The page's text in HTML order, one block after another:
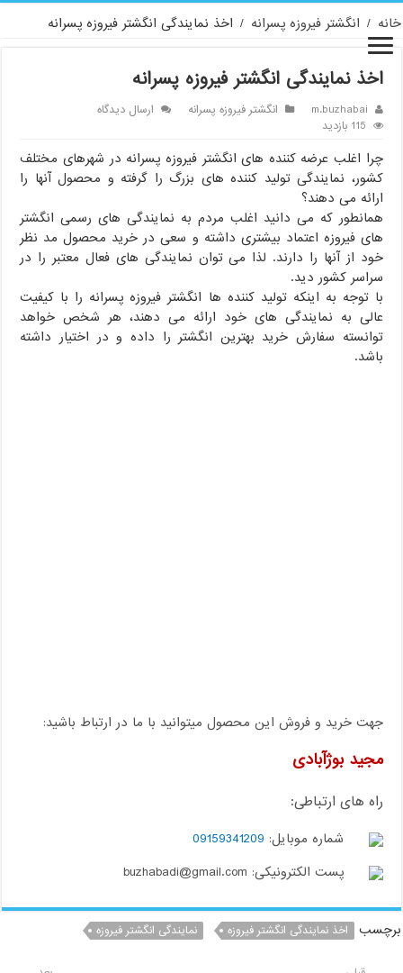
خانه / انگشتر فیروزه پسرانه / اخذ نمایندگی انگشتر فیروزه پسرانه
اخذ نمایندگی انگشتر فیروزه پسرانه
m.buzhabai انگشتر فیروزه پسرانه
ارسال دیدگاه
115 بازدید
چرا اغلب عرضه کننده های انگشتر فیروزه پسرانه در شهرهای مختلف
کشور، نمایندگی تولید کننده های بزرگ را گرفته و محصول آنها را
ارائه می دهند؟
همانطور که می دانید اغلب مردم به نمایندگی های رسمی انگشتر
های فیروزه اعتماد بیشتری داشته و سعی در خرید محصول مد نظر
خود از آنها را دارند. لذا می توان نمایندگی های فعال معتبر را در
سراسر کشور دید.
با توجه به اینکه تولید کننده ها انگشتر فیروزه پسرانه را با کیفیت
عالی به نمایندگی های خود ارائه می دهند، هر شخص خواهد
توانسته سفارش خرید بهترین انگشتر را داده و در اختیار داشته
باشد.
جهت خرید و فروش این محصول میتوانید با ما در ارتباط باشید:
مجید بوژآبادی
راه های ارتباطی:
شماره موبایل: 09159341209
پست الکترونیکی: buzhabadi@gmail.com
برچسب اخذ نمایندگی انگشتر فیروزه نمایندگی انگشتر فیروزه